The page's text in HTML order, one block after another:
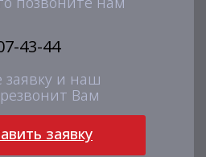
43-44
заявку и наш
Вам
заявку